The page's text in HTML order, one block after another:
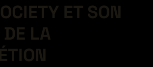
ET SON
LA